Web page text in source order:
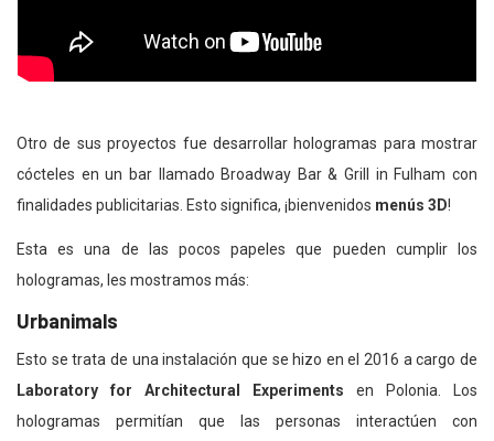
Otro de sus proyectos fue desarrollar hologramas para mostrar
cócteles en un bar llamado Broadway Bar & Grill in Fulham con
finalidades publicitarias. Esto significa, ¡bienvenidos menús 3D!
Esta es una de las pocos papeles que pueden cumplir los
hologramas, les mostramos más:
Urbanimals
Esto se trata de una instalación que se hizo en el 2016 a cargo de
Laboratory for Architectural Experiments en Polonia. Los
hologramas permitían que las personas interactúen con